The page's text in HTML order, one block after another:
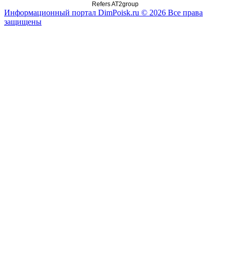
Refers AT2group
Информационный портал DimPoisk.ru © 2026 Все права
защищены